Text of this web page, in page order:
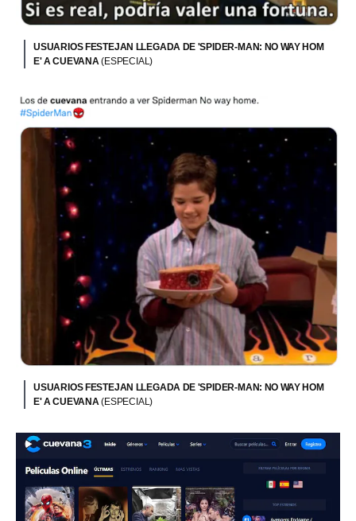
USUARIOS FESTEJAN LLEGADA DE 'SPIDER-MAN: NO WAY HOM
E' A CUEVANA(ESPECIAL)
USUARIOS FESTEJAN LLEGADA DE 'SPIDER-MAN: NO WAY HOM
E' A CUEVANA(ESPECIAL)